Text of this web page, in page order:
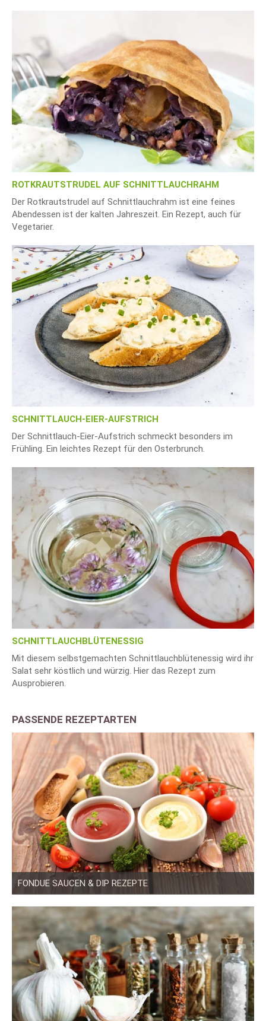
ROTKRAUTSTRUDEL AUF SCHNITTLAUCHRAHM
Der Rotkrautstrudel auf Schnittlauchrahm ist eine feines
Abendessen ist der kalten Jahreszeit. Ein Rezept, auch für
Vegetarier.
SCHNITTLAUCH-EIER-AUFSTRICH
Der Schnittlauch-Eier-Aufstrich schmeckt besonders im
Frühling. Ein leichtes Rezept für den Osterbrunch.
SCHNITTLAUCHBLÜTENESSIG
Mit diesem selbstgemachten Schnittlauchblütenessig wird ihr
Salat sehr köstlich und würzig. Hier das Rezept zum
Ausprobieren.
PASSENDE REZEPTARTEN
FONDUE SAUCEN & DIP REZEPTE